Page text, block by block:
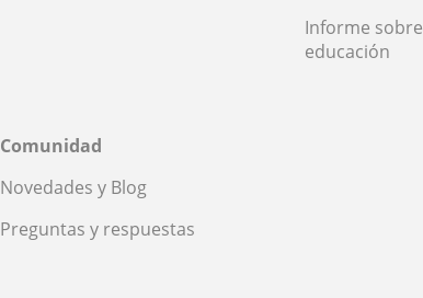
Informe
educación
Comunidad
Novedades y Blog
Preguntas y respuestas